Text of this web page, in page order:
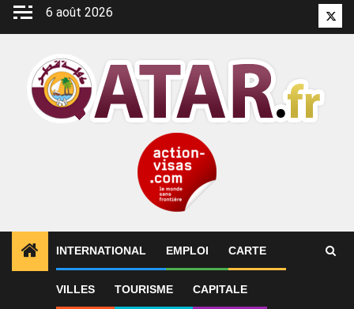
Aller
6 août 2026
INTERNATIONAL EMPLOI CARTE
VILLES TOURISME CAPITALE
International